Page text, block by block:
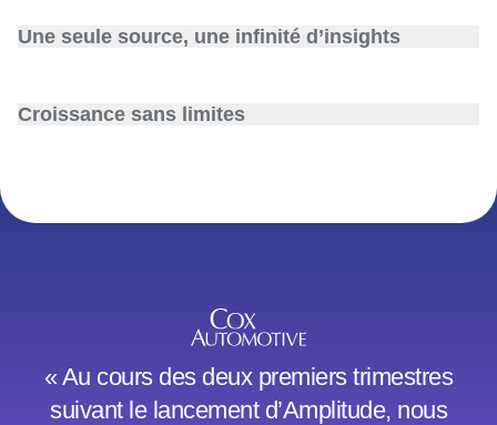
n’ayez plus qu’à prendre vos décisions commerciales de
Une seule source, une infinité d’insights
Croissance sans limites
« Au cours des deux premiers trimestres
suivant le lancement d’Amplitude, nous